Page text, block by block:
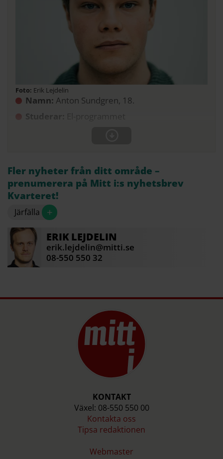
Erik Lejdelin
Namn: Anton Sundgren, 18.
Studerar:
El-programmet
Fler nyheter från ditt område –
prenumerera på Mitt i:s nyhetsbrev
Kvarteret!
Järfälla +
ERIKLEJDELIN
erik.lejdelin@mitti.se
08-550 550 32
KONTAKT
Växel: 08-550 550 00
Kontakta oss
Tipsa redaktionen
Webmaster